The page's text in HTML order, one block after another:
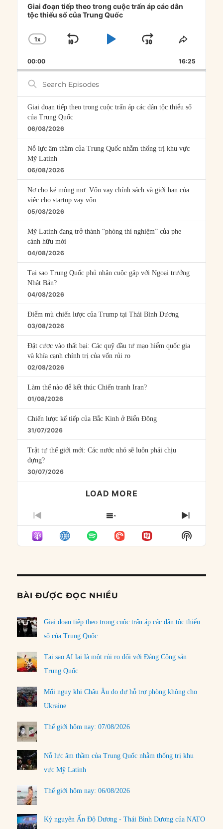
Player
Giai đoạn tiếp theo trong cuộc trấn áp các dân
tộc thiểu số của Trung Quốc
CHANGE
RATE
1X
SKIP
PLAYJUMP
FORWARD
SHARE
00:00 16:25
Search
Episodes
Giai đoạn tiếp theo trong cuộc trấn áp các dân tộc thiểu số
của Trung Quốc
06/08/2026
Nỗ lực âm thầm của Trung Quốc nhằm thống trị khu vực
Mỹ Latinh
06/08/2026
Nợ cho kẻ mộng mơ: Vốn vay chính sách và giới hạn của
việc cho startup vay vốn
05/08/2026
Mỹ Latinh đang trở thành “phòng thí nghiệm” của phe
cánh hữu mới
04/08/2026
Tại sao Trung Quốc phủ nhận cuộc gặp với Ngoại trưởng
Nhật Bản?
04/08/2026
Điểm mù chiến lược của Trump tại Thái Bình Dương
03/08/2026
Đặt cược vào thất bại: Các quỹ đầu tư mạo hiểm quốc gia
và khía cạnh chính trị của vốn rủi ro
02/08/2026
Làm thế nào để kết thúc Chiến tranh Iran?
01/08/2026
Chiến lược kế tiếp của Bắc Kinh ở Biển Đông
31/07/2026
Trật tự thế giới mới: Các nước nhỏ sẽ luôn phải chịu
đựng?
30/07/2026
LOAD MORE
PREVIOUS
EPISODE
SHOW
EPISODES
LIST
NEXT
Show
Podcast
BÀI ĐƯỢC ĐỌC NHIỀU
Giai đoạn tiếp theo trong cuộc trấn áp các dân tộc thiểu
số của Trung Quốc
Tại sao AI lại là một rủi ro đối với Đảng Cộng sản
Trung Quốc
Mối nguy khi Châu Âu do dự hỗ trợ phòng không cho
Ukraine
Thế giới hôm nay: 07/08/2026
Nỗ lực âm thầm của Trung Quốc nhằm thống trị khu
vực Mỹ Latinh
Thế giới hôm nay: 06/08/2026
Kỷ nguyên Ấn Độ Dương - Thái Bình Dương của NATO